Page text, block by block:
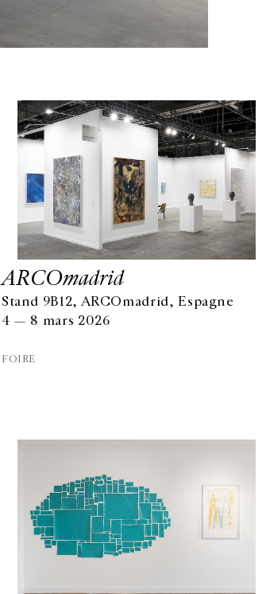
ARCOmadrid
Stand 9B12, ARCOmadrid, Espagne
4 — 8 mars 2026
FOIRE